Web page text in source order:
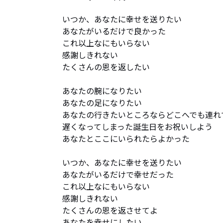
いつか、あなたに幸せを送りたい
あなたがいるだけで良かった
これ以上なにもいらない
感謝しきれない
たくさんの恩を返したい
あなたの腕になりたい
あなたの足になりたい
あなたの行きたいところならどこへでも連
遅くなってしまった誕生日をお祝いしよう
あなたとここにいられたらよかった
いつか、あなたに幸せを送りたい
あなたがいるだけで幸せだった
これ以上なにもいらない
感謝しきれない
たくさんの恩を返させてよ